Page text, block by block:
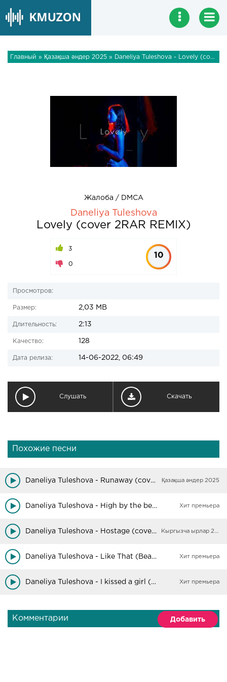
Главный » Қазақша әндер 2025 » Daneliya Tuleshova - Lovely (cover 2RAR REMIX)
Жалоба / DMCA
Daneliya Tuleshova
Lovely (cover 2RAR REMIX)
3
0
10
Просмотров:
Размер: 2,03 MB
Длительность: 2:13
Качество: 128
Дата релиза: 14-06-2022, 06:49
Слушать Скачать
Похожие песни
Daneliya Tuleshova - Runaway (cover) Қазақша әндер 2025
Daneliya Tuleshova - High by the beach (cover) Хит премьера
Daneliya Tuleshova - Hostage (cover) Кыргызча ырлар 2025
Daneliya Tuleshova - Like That (Bea Miller cover) Хит премьера
Daneliya Tuleshova - I kissed a girl (Cover) Хит премьера
Комментарии Добавить